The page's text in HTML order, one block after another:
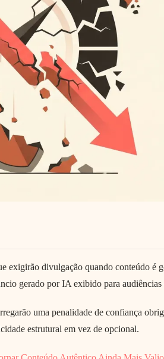
exigirão divulgação quando conteúdo
gerado por IA exibido para audiências
uma penalidade de confiança
estrutural em vez de opcional.